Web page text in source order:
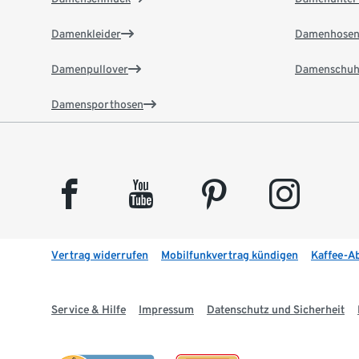
Damenkleider
Damenpullover
Damensporthosen
Damenhosen
facebook youtube pinterest instagram
Vertrag widerrufen Mobilfunkvertrag kündigen Kaffee-
Service & Hilfe Impressum Datenschutz und Sicherheit